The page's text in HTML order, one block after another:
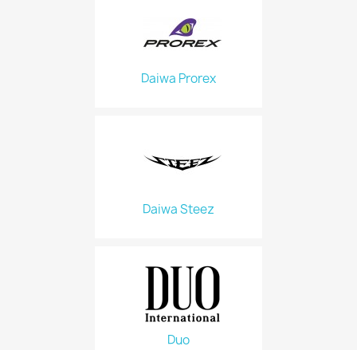
Daiwa Prorex
Daiwa Steez
Duo